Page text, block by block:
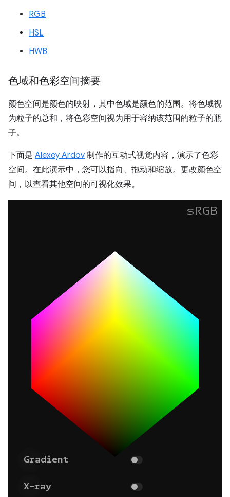
RGB
HSL
HWB
色域和色彩空间摘要
颜色空间是颜色的映射，其中色域是颜色的范围。将色域视
为粒子的总和，将色彩空间视为用于容纳该范围的粒子的瓶
子。
下面是 Alexey Ardov 制作的互动式视觉内容，演示了色彩
空间。在此演示中，您可以指向、拖动和缩放。更改颜色空
间，以查看其他空间的可视化效果。